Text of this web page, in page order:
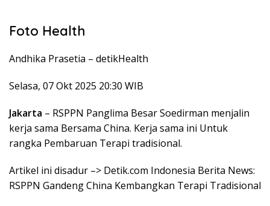
Foto Health
Andhika Prasetia – detikHealth
Selasa, 07 Okt 2025 20:30 WIB
Jakarta – RSPPN Panglima Besar Soedirman menjalin
kerja sama Bersama China. Kerja sama ini Untuk
rangka Pembaruan Terapi tradisional.
Artikel ini disadur –> Detik.com Indonesia Berita News:
RSPPN Gandeng China Kembangkan Terapi Tradisional